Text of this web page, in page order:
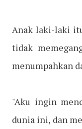
Anak laki-laki
tidak
menumpahkan
"Aku ingin
dunia ini, dan